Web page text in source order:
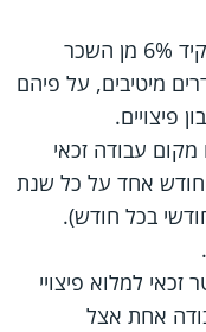
ברוב המקרים, המעסיק נדרש להפקיד 6% מן השכר
מיטיבים, על פיהם
עבודה זכאי
חודש אחד על כל שנת
מהשכר החודשי בכל חודש).
.
למלוא פיצויי
אחת אצל